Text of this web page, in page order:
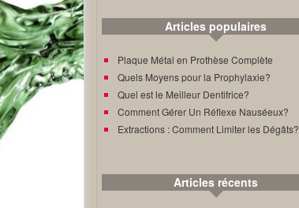
Articles populaires
Plaque Métal en Prothèse Complète
Quels Moyens pour la Prophylaxie?
Quel est le Meilleur Dentifrice?
Comment Gérer Un Réflexe Nauséeux?
Extractions : Comment Limiter les Dégâts?
Articles récents